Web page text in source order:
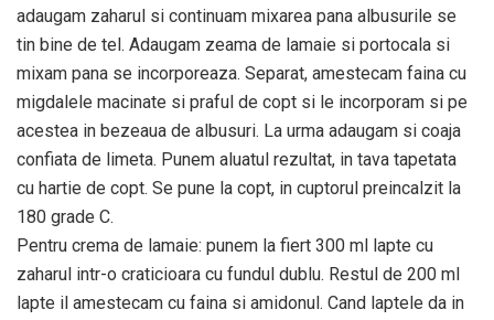
adaugam zaharul si continuam mixarea pana albusurile se
tin bine de tel. Adaugam zeama de lamaie si portocala si
mixam pana se incorporeaza. Separat, amestecam faina cu
migdalele macinate si praful de copt si le incorporam si pe
acestea in bezeaua de albusuri. La urma adaugam si coaja
confiata de limeta. Punem aluatul rezultat, in tava tapetata
cu hartie de copt. Se pune la copt, in cuptorul preincalzit la
180 grade C.
Pentru crema de lamaie: punem la fiert 300 ml lapte cu
zaharul intr-o craticioara cu fundul dublu. Restul de 200 ml
lapte il amestecam cu faina si amidonul. Cand laptele da in